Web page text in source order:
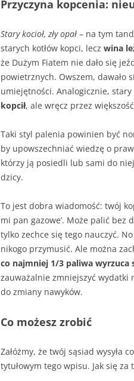
Przyczyna kopcenia:
Stary kocioł, zły opał – na tym
starych kotłów kopci, lecz wina
że Dużym Fiatem nie dało się
powietrznych. Owszem, dawało
umiejętności. Analogicznie,
kopcił, ale wręcz przez
Taki styl palenia powinien być
by upowszechniać wiedzę o
którzy ją posiedli lub sami do
dzicy.
To jest dobra wiadomość: twój
mi pan gazowe’. Może palić bez
tylko zechce się tego nauczyć.
nikogo przymusić. Ale można
co najmniej 1/3 paliwa wyrzuca
zauważalnie zmniejszyć wydatki
do zmiany nawyków.
Co możesz zrobić
Załóżmy, że twój sąsiad wysyła
tytułowym tego wpisu. Jak się za